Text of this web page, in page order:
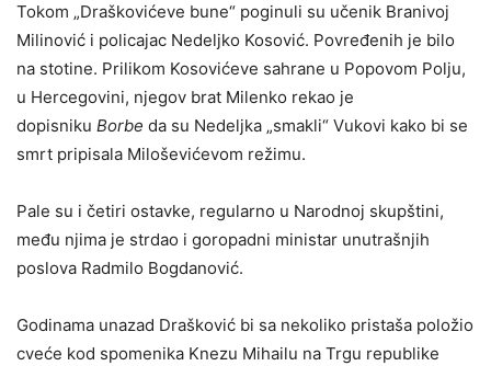
Tokom „Draškovićeve bune“ poginuli su učenik Branivoj
Milinović i policajac Nedeljko Kosović. Povređenih je bilo
na stotine. Prilikom Kosovićeve sahrane u Popovom Polju,
u Hercegovini, njegov brat Milenko rekao je
dopisniku Borbe da su Nedeljka „smakli“ Vukovi kako bi se
smrt pripisala Miloševićevom režimu.
Pale su i četiri ostavke, regularno u Narodnoj skupštini,
među njima je strdao i goropadni ministar unutrašnjih
poslova Radmilo Bogdanović.
Godinama unazad Drašković bi sa nekoliko pristaša položio
cveće kod spomenika Knezu Mihailu na Trgu republike